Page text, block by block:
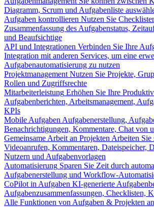
Diagramm, Scrum und Aufgabenliste
Aufgaben kontrollieren Nutzen Sie
Zusammenfassung des Aufgabenstatus,
und Beaufsichtige
API und Integrationen Verbinden Sie Ihre
Integration mit anderen Services, um eine
Aufgabenautomatisierung zu nutzen
Projektmanagement Nutzen Sie Projekte,
Rollen und Zugriffsrechte
Mitarbeiterleistung Erhöhen Sie Ihre
Aufgabenberichten, Arbeitsmanagement,
KPIs
Mobile Aufgaben Aufgabenerstellung,
Benachrichtigungen, Kommentare, Chat von
Gemeinsame Arbeit an Projekten Arbeiten Sie
Videoanrufen, Kommentaren, Dateispeicher,
Nutzern und Aufgabenvorlagen
Automatisierung Sparen Sie Zeit durch
Aufgabenerstellung und Workflow-
CoPilot in Aufgaben KI-generierte
Aufgabenzusammenfassungen, Checklisten,
Alle Funktionen von Aufgaben & Projekten